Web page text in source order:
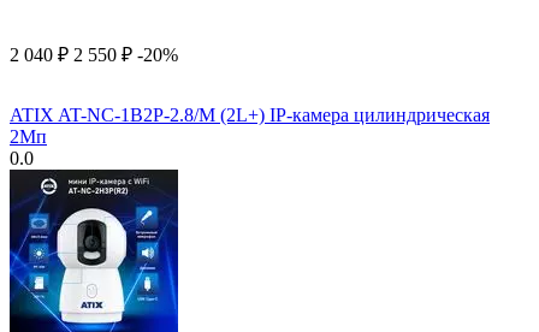
2 040 ₽ 2 550 ₽ -20%
ATIX AT-NC-1B2P-2.8/M (2L+) IP-камера цилиндрическая
2Мп
0.0